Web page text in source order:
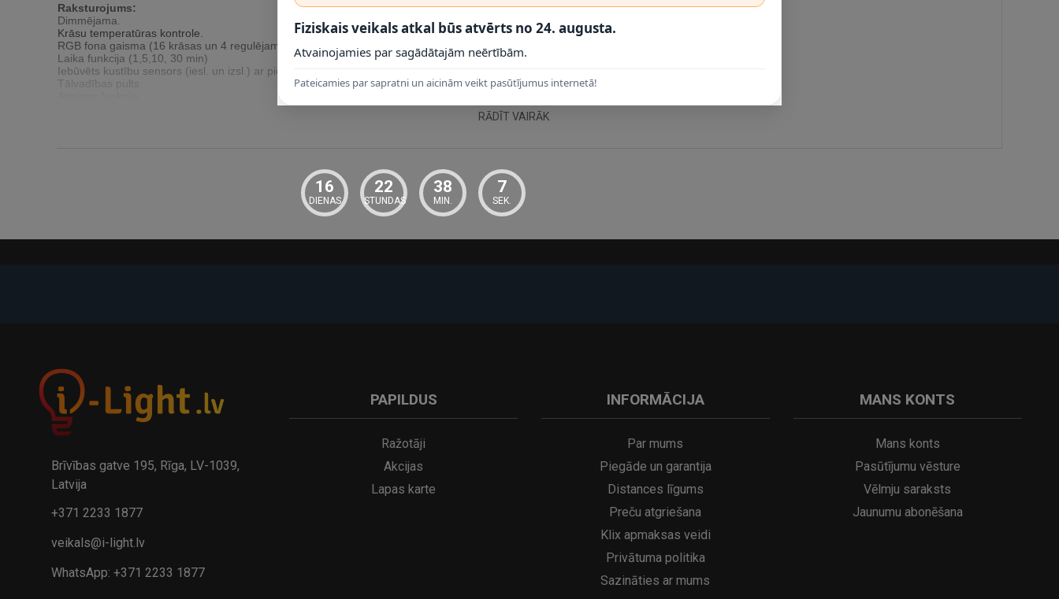
Raksturojums:
Dimmējama.
Krāsu temperatūras kontrole.
RGB fona gaisma (16 krāsas un 4 regulējami veidi)
Laika funkcija (1,5,10, 30 min)
Iebūvēts kustību sensors (iesl. un izsl.) ar pielāgojamu attālumu (2m līdz 8m)
Tālvadības pults.
RĀDĪT VAIRĀK
Brīvības gatve 195, Rīga, LV-1039,
Latvija
+371 2233 1877
veikals@i-light.lv
WhatsApp: +371 2233 1877
PAPILDUS
Ražotāji
Akcijas
Lapas karte
INFORMĀCIJA
Par mums
Piegāde un garantija
Distances līgums
Preču atgriešana
Klix apmaksas veidi
Privātuma politika
Sazināties ar mums
MANS KONTS
Mans konts
Pasūtījumu vēsture
Vēlmju saraksts
Jaunumu abonēšana
Fiziskais veikals atkal būs atvērts no 24. augusta.
Atvainojamies par sagādātajām neērtībām.
Pateicamies par sapratni un aicinām veikt pasūtījumus internetā!
16
DIENAS
22
STUNDAS
38
MIN.
7
SEK.